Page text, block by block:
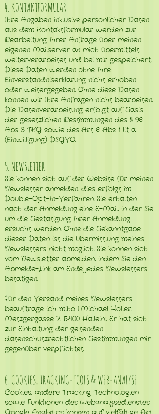
4. KONTAKTFORMULAR
Ihre Angaben inklusive persönlicher Daten
aus dem Kontaktformular werden zur
Bearbeitung Ihrer Anfrage über meinen
eigenen Mailserver an mich übermittelt,
weiterverarbeitet und bei mir gespeichert.
Diese Daten werden ohne Ihre
Einverständniserklärung nicht erhoben
oder weitergegeben. Ohne diese Daten
können wir Ihre Anfragen nicht bearbeiten.
Die Datenverarbeitung erfolgt auf Basis
der gesetzlichen Bestimmungen des § 96
Abs 3 TKG sowie des Art 6 Abs 1 lit a
(Einwilligung) DSGVO.
5. NEWSLETTER
Sie können sich auf der Website für meinen
Newsletter anmelden, dies erfolgt im
Double-Opt-In-Verfahren. Sie erhalten
nach der Anmeldung eine E-Mail, in der Sie
um die Bestätigung Ihrer Anmeldung
ersucht werden. Ohne die Bekanntgabe
dieser Daten ist die Übermittlung meines
Newsletters nicht möglich. Sie können sich
vom Newsletter abmelden, indem Sie den
Abmelde-Link am Ende jedes Newsletters
betätigen.
Für den Versand meines Newsletters
beauftrage ich 'miho | Michael Höller,
Metzgergasse 7, 5400 Hallein',. Er hat sich
zur Einhaltung der geltenden
datenschutzrechtlichen Bestimmungen mir
gegenüber verpflichtet. ​
6. COOKIES, TRACKING-TOOLS & WEB-ANALYSE
Cookies, andere Tracking-Technologien
sowie Funktionen des Webanalysedienstes